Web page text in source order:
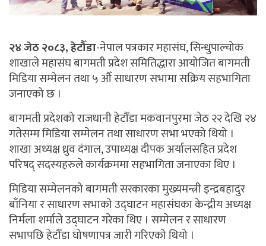
२४ जेठ २०८३, हेटौँडा-नेपाल पत्रकार महासंघ, सिन्धुपाल्चोक
शाखाले महासंघ बागमती प्रदेश समितिद्धारा आयोजित बागमती
मिडिया सम्मेलन तथा ५ औँ साधारण सभामा सक्रिय सहभागिता
जनाएको छ ।
बागमती प्रदेशको राजधानी हेटौँडा मकवानपुरमा जेठ २२ देखि २४
गतेसम्म मिडिया सम्मेलन तथा साधारण सभा भएको थियो ।
शाखा अध्यक्ष ध्रुव दंगाल, उपाध्यक्ष दीपक अर्यालसहित प्रदेश
परिषद् सदस्यहरुले कार्यक्रममा सहभागिता जनाएका थिए ।
मिडिया सम्मेलनको बागमती सरकारका मुख्यमन्त्री इन्द्रबहादुर
बाँनिया र साधारण सभाको उद्घाटन महासंघका केन्द्रीय अध्यक्ष
निर्मला शर्माले उद्घाटन गरेका थिए । सम्मेलन र साधारण
सभापछि हेटौँडा घोषणापत्र जारी गरिएको थियो ।